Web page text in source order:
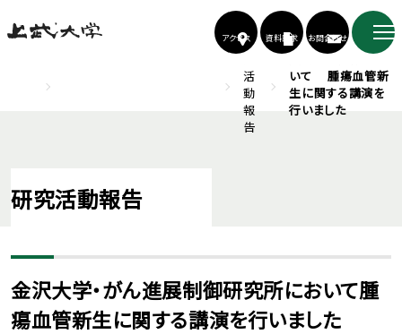
アクセス 資料請求 お問合わせ
研究活動報告
TOP 上武大学 医学生理学研究所
研
究
活
動
報
告
金沢大学・がん進
展制御研究所にお
いて 腫瘍血管新
生に関する講演を
行いました
金沢大学・がん進展制御研究所において腫
瘍血管新生に関する講演を行いました